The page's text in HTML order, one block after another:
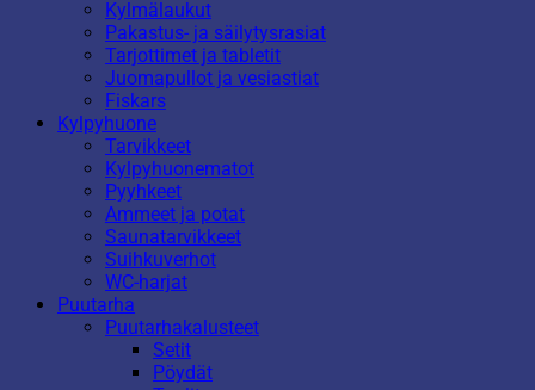
Kylmälaukut
Pakastus- ja säilytysrasiat
Tarjottimet ja tabletit
Juomapullot ja vesiastiat
Fiskars
Kylpyhuone
Tarvikkeet
Kylpyhuonematot
Pyyhkeet
Ammeet ja potat
Saunatarvikkeet
Suihkuverhot
WC-harjat
Puutarha
Puutarhakalusteet
Setit
Pöydät